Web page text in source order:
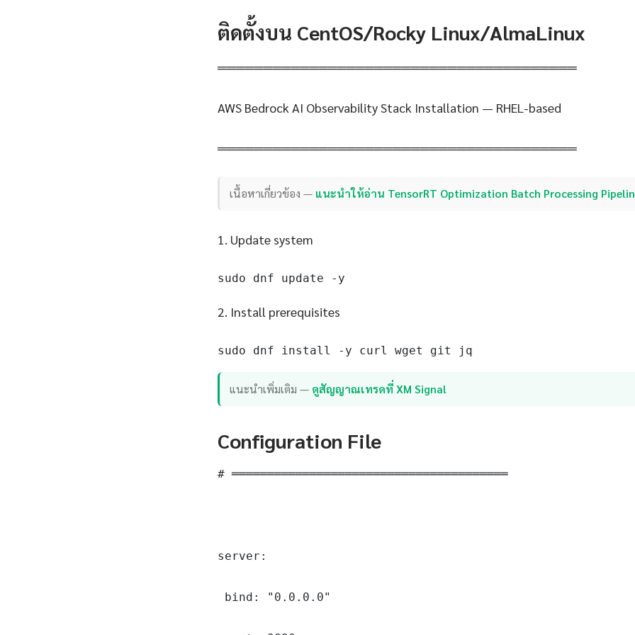
ติดตั้งบน CentOS/Rocky Linux/AlmaLinux
═══════════════════════════════════════
AWS Bedrock AI Observability Stack Installation — RHEL-based
═══════════════════════════════════════
เนื้อหาเกี่ยวข้อง — แนะนำให้อ่าน TensorRT Optimization Batch Processing
1. Update system
sudo dnf update -y
2. Install prerequisites
sudo dnf install -y curl wget git jq
แนะนำเพิ่มเติม — ดูสัญญาณเทรดที่ XM Signal
Configuration File
# ═══════════════════════════════════════
server:
bind: "0.0.0.0"